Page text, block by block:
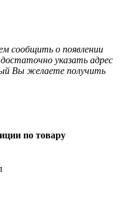
сообщить о появлении
указать адрес
Вы желаете получить
по товару